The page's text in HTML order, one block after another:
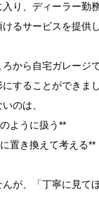
り、ディーラー勤
るサービスを提供
から自宅ガレージ
することができまし
のは、
ように扱う**
置き換えて考える**
が、「丁寧に見て